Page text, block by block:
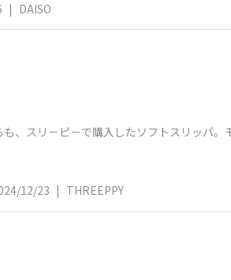
| DAISO
、スリ－ピ－で購入したソフトスリッパ
12/23 | THREEPPY